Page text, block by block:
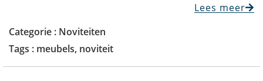
Lees meer
Categorie : Noviteiten
Tags : meubels, noviteit